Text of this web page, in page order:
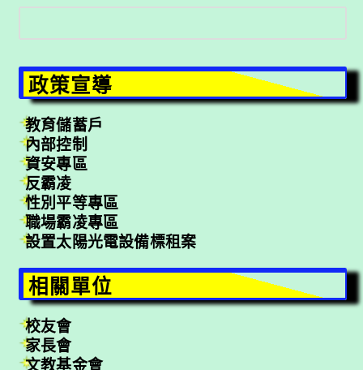
搜
尋
政策宣導
教育儲蓄戶
內部控制
資安專區
反霸凌
性別平等專區
職場霸凌專區
設置太陽光電設備標租案
相關單位
校友會
家長會
文教基金會